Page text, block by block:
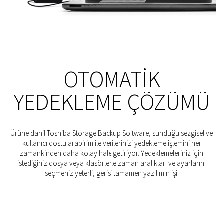
OTOMATIK
YEDEKLEME ÇÖZÜMÜ
Ürüne dahil Toshiba Storage Backup Software, sunduğu sezgisel ve
kullanıcı dostu arabirim ile verilerinizi yedekleme işlemini her
zamankinden daha kolay hale getiriyor. Yedeklemeleriniz için
istediğiniz dosya veya klasörlerle zaman aralıkları ve ayarlarını
seçmeniz yeterli; gerisi tamamen yazılımın işi.